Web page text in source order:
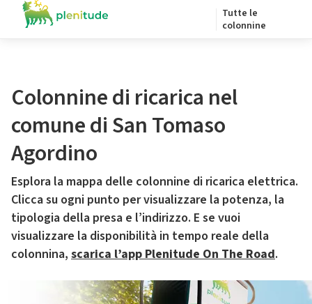
Tutte le
colonnine
Colonnine di ricarica nel
comune di San Tomaso
Agordino
Esplora la mappa delle colonnine di ricarica elettrica.
Clicca su ogni punto per visualizzare la potenza, la
tipologia della presa e l’indirizzo. E se vuoi
visualizzare la disponibilità in tempo reale della
colonnina, scarica l’app Plenitude On The Road.